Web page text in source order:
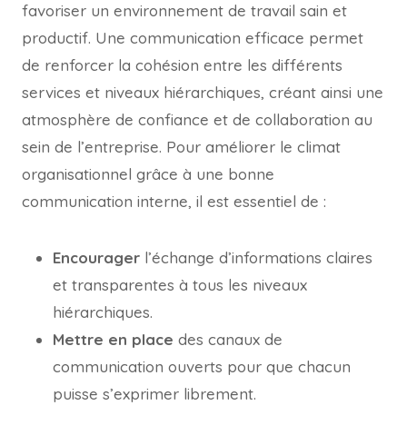
favoriser un environnement de travail sain et
productif. Une communication efficace permet
de renforcer la cohésion entre les différents
services et niveaux hiérarchiques, créant ainsi une
atmosphère de confiance et de collaboration au
sein de l’entreprise. Pour améliorer le climat
organisationnel grâce à une bonne
communication interne, il est essentiel de :
Encourager l’échange d’informations claires
et transparentes à tous les niveaux
hiérarchiques.
Mettre en place des canaux de
communication ouverts pour que chacun
puisse s’exprimer librement.